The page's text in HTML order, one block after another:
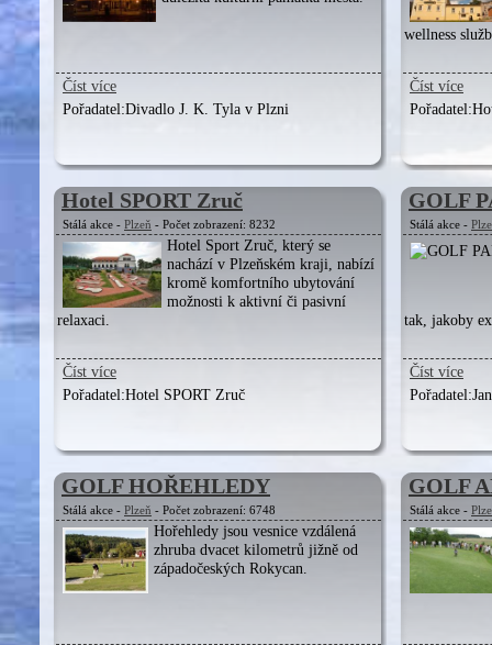
Číst více
Pořadatel:Divadlo J. K. Tyla v Plzni
wellness
Číst více
Pořadatel:
Hotel SPORT Zruč
Stálá akce - Plzeň - Počet zobrazení: 8232
Hotel Sport Zruč, který se
nachází v Plzeňském kraji, nabízí
kromě komfortního ubytování
možnosti k aktivní či pasivní
relaxaci.
Číst více
Pořadatel:Hotel SPORT Zruč
GOLF
Stálá akce -
tak, jakoby
Číst více
Pořadatel:
GOLF HOŘEHLEDY
Stálá akce - Plzeň - Počet zobrazení: 6748
Hořehledy jsou vesnice vzdálená
zhruba dvacet kilometrů jižně od
západočeských Rokycan.
GOLF
Stálá akce -